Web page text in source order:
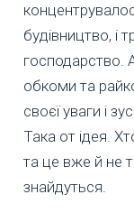
будівництво, і
господарство.
обкоми та
своєї уваги і
Така от ідея.
та це вже й не
знайдуться.